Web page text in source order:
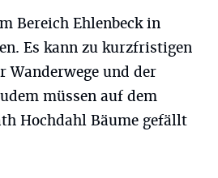
Bereich Ehlenbeck in
Es kann zu kurzfristigen
Wanderwege und der
müssen auf dem
Hochdahl Bäume gefällt